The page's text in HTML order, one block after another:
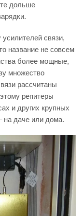
дольше
связи,
название не совсем
более мощные,
множество
рассчитаны
репитеры
и других крупных
на даче или дома.